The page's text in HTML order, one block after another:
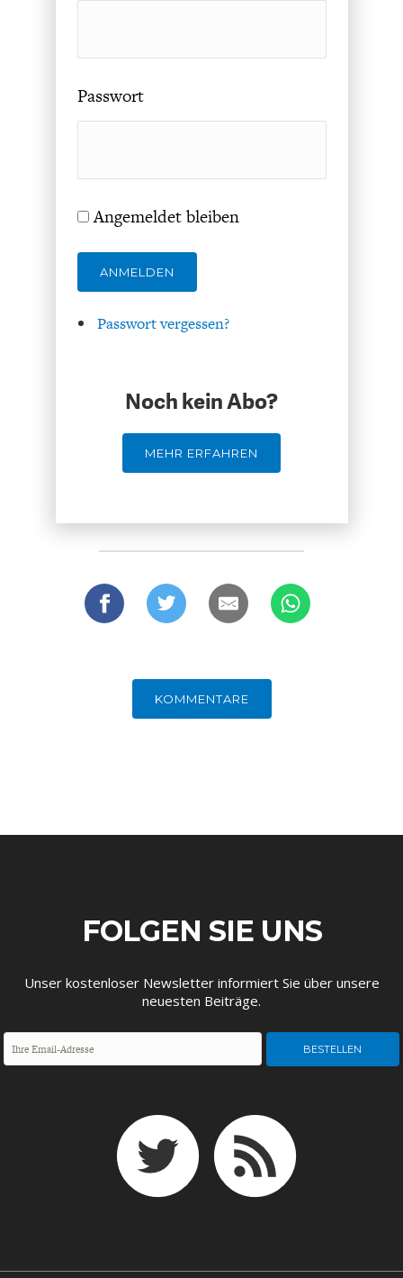
GESUNDHEITSWESEN
GERMANOMICS
DAS POST-CORONA-
ZEITALTER
HÖRSAAL
ÖKONOMENSZENE
Passwort
Angemeldet bleiben
ANMELDEN
Passwort vergessen?
Noch kein Abo?
MEHR ERFAHREN
KOMMENTARE
FOLGEN SIE UNS
Unser kostenloser Newsletter informiert Sie über unsere
neuesten Beiträge.